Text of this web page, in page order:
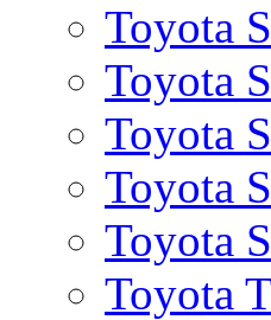
Toyota
Toyota
Toyota
Toyota
Toyota
Toyota